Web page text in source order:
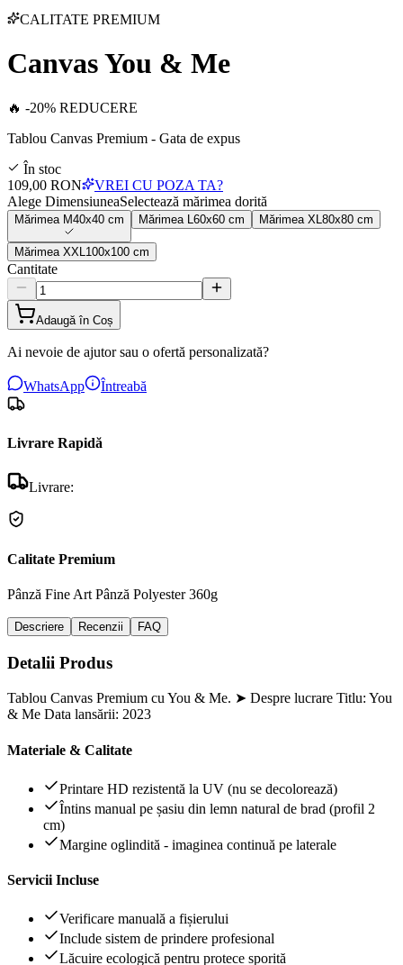
CALITATE PREMIUM
Canvas You & Me
🔥 -20% REDUCERE
Tablou Canvas Premium - Gata de expus
În stoc
109,00 RON
VREI CU POZA TA?
Alege DimensiuneaSelectează mărimea dorită
Mărimea M40x40 cm Mărimea 60x60 cm Mărimea XL 80x80 cm
Mărimea XXL 100x100 cm
Cantitate
Adaugă în Coș
Ai nevoie de ajutor sau o ofertă personalizată?
WhatsApp Întreabă
Livrare Rapidă
Livrare:
Calitate Premium
Pânză Fine Art Pânză Polyester 360g
Descriere Recenzii FAQ
Detalii Produs
Tablou Canvas Premium cu You & Me. ➤ Despre lucrare Titlu: You
& Me Data lansării: 2023
Materiale & Calitate
Printare HD rezistentă la UV (nu se decolorează)
Întins manual pe șasiu din lemn natural de brad (profil 2
cm)
Margine oglindită - imaginea continuă pe laterale
Servicii Incluse
Verificare manuală a fișierului
Include sistem de prindere profesional
Lăcuire ecologică pentru protece sporită